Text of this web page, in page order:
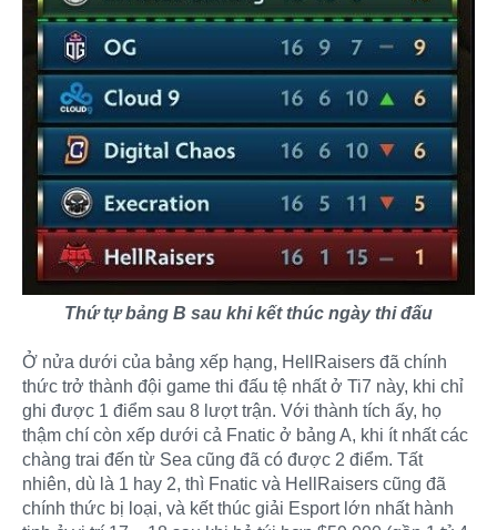
Thứ tự bảng B sau khi kết thúc ngày thi đấu
Ở nửa dưới của bảng xếp hạng, HellRaisers đã chính
thức trở thành đội game thi đấu tệ nhất ở Ti7 này, khi chỉ
ghi được 1 điểm sau 8 lượt trận. Với thành tích ấy, họ
thậm chí còn xếp dưới cả Fnatic ở bảng A, khi ít nhất các
chàng trai đến từ Sea cũng đã có được 2 điểm. Tất
nhiên, dù là 1 hay 2, thì Fnatic và HellRaisers cũng đã
chính thức bị loại, và kết thúc giải Esport lớn nhất hành